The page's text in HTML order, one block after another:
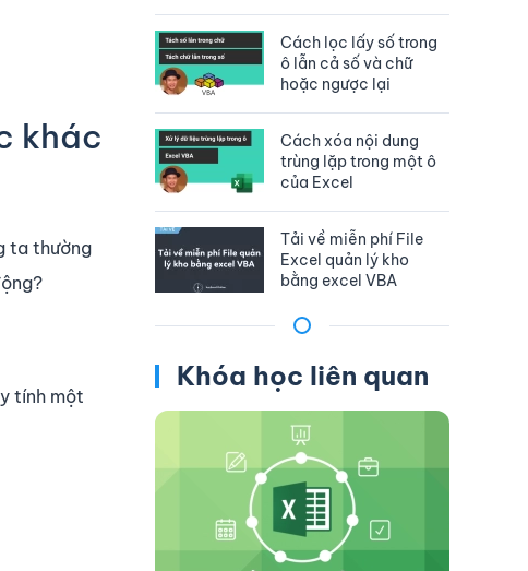
khác
ta thường
tính một
Cách lọc lấy số trong
ô lẫn cả số và chữ
hoặc ngược lại
Cách xóa nội dung
trùng lặp trong một ô
của Excel
Tải về miễn phí File
Excel quản lý kho
bằng excel VBA
Khóa học liên quan